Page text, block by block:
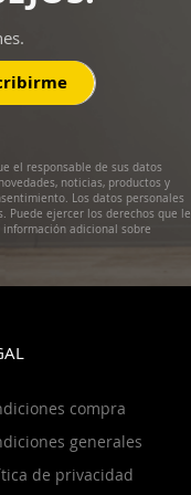
el responsable de sus datos
noticias, productos y
Los datos personales
Puede ejercer los derechos que le
información adicional sobre
compra
generales
de privacidad